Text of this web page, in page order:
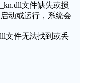
文件缺失或损
动或运行，系统会
文件无法找到或丢